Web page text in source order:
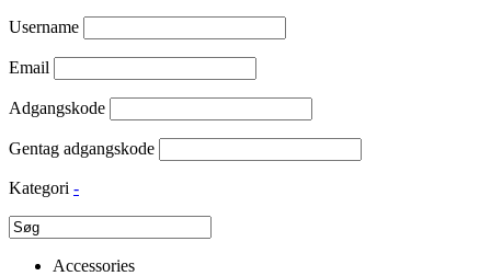
Username
Email
Adgangskode
Gentag adgangskode
Kategori -
Accessories